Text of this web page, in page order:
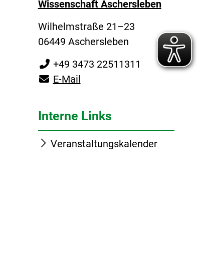
Wissenschaft Aschersleben
Wilhelmstraße 21–23
06449 Aschersleben
+49 3473 22511311
E-Mail
Interne Links
Veranstaltungskalender